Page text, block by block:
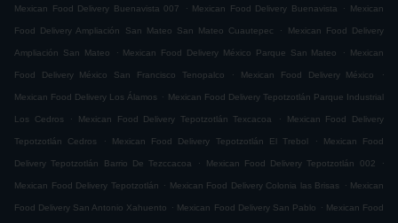
Mexican Food Delivery Buenavista 007 . Mexican Food Delivery Buenavista . Mexican
Food Delivery Ampliación San Mateo San Mateo Cuautepec . Mexican Food Delivery
Ampliación San Mateo . Mexican Food Delivery México Parque San Mateo . Mexican
Food Delivery México San Francisco Tenopalco . Mexican Food Delivery México .
Mexican Food Delivery Los Álamos . Mexican Food Delivery Tepotzotlán Parque Industrial
Los Cedros . Mexican Food Delivery Tepotzotlán Texcacoa . Mexican Food Delivery
Tepotzotlán Cedros . Mexican Food Delivery Tepotzotlán El Trebol . Mexican Food
Delivery Tepotzotlán Barrio De Tezccacoa . Mexican Food Delivery Tepotzotlán 002 .
Mexican Food Delivery Tepotzotlán . Mexican Food Delivery Colonia las Brisas . Mexican
Food Delivery San Antonio Xahuento . Mexican Food Delivery San Pablo . Mexican Food